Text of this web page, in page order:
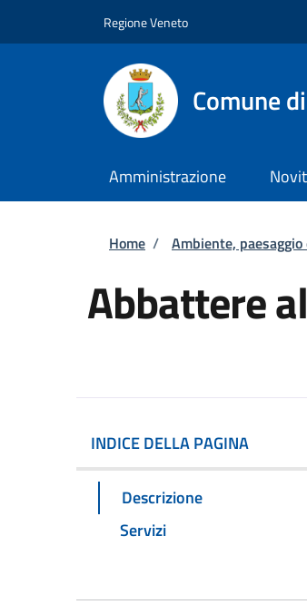
Regione Veneto
Comune
Amministrazione
Briciole di
Home / Ambiente, paesaggio
Abbattere
INDICE DELLA PAGINA
Descrizione
Servizi